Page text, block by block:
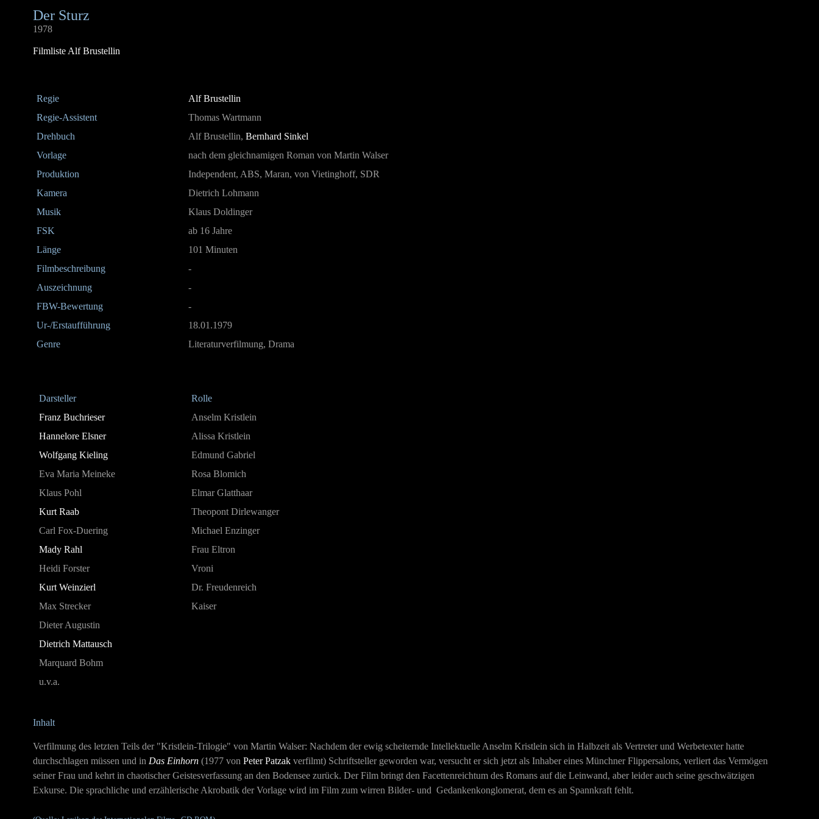
Der Sturz
1978
Filmliste Alf Brustellin
Regie
Alf Brustellin
Regie-Assistent
Thomas Wartmann
Drehbuch
Alf Brustellin, Bernhard Sinkel
Vorlage
nach dem gleichnamigen Roman von Martin Walser
Produktion
Independent, ABS, Maran, von Vietinghoff, SDR
Kamera
Dietrich Lohmann
Musik
Klaus Doldinger
FSK
ab 16 Jahre
Länge
101 Minuten
Filmbeschreibung
-
Auszeichnung
-
FBW-Bewertung
-
Ur-/Erstaufführung
18.01.1979
Genre
Literaturverfilmung, Drama
Darsteller
Rolle
Franz Buchrieser
Anselm Kristlein
Hannelore Elsner
Alissa Kristlein
Wolfgang Kieling
Edmund Gabriel
Eva Maria Meineke
Rosa Blomich
Klaus Pohl
Elmar Glatthaar
Kurt Raab
Theopont Dirlewanger
Carl Fox-Duering
Michael Enzinger
Mady Rahl
Frau Eltron
Heidi Forster
Vroni
Kurt Weinzierl
Dr. Freudenreich
Max Strecker
Kaiser
Dieter Augustin
Dietrich Mattausch
Marquard Bohm
u.v.a.
Inhalt
Verfilmung des letzten Teils der "Kristlein-Trilogie" von Martin Walser: Nachdem der ewig scheiternde Intellektuelle Anselm Kristlein sich in Halbzeit als Vertreter und Werbetexter hatte
durchschlagen müssen und in Das Einhorn (1977 von Peter Patzak verfilmt) Schriftsteller geworden war, versucht er sich jetzt als Inhaber eines Münchner Flippersalons, verliert das Vermögen
seiner Frau und kehrt in chaotischer Geistesverfassung an den Bodensee zurück. Der Film bringt den Facettenreichtum des Romans auf die Leinwand, aber leider auch seine geschwätzigen
Exkurse. Die sprachliche und erzählerische Akrobatik der Vorlage wird im Film zum wirren Bilder- und Gedankenkonglomerat, dem es an Spannkraft fehlt.